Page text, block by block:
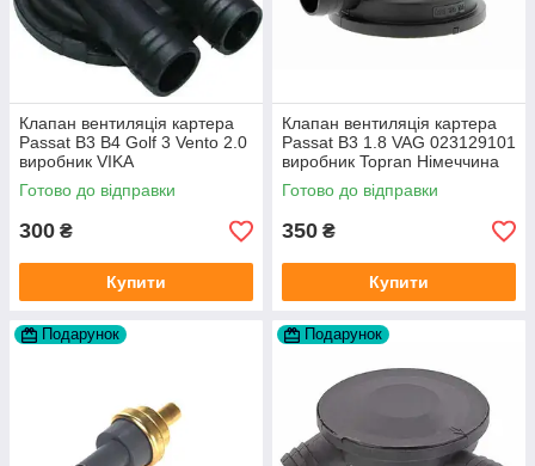
Клапан вентиляція картера
Passat B3 B4 Golf 3 Vento 2.0
виробник VIKA
Готово до відправки
300 ₴
Купити
Клапан вентиляція картера
Passat B3 1.8 VAG 023129101
виробник Topran Німеччина
Готово до відправки
350 ₴
Купити
Подарунок Подарунок